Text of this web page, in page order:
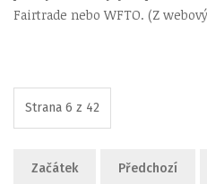
Fairtrade nebo WFTO. (Z
Strana 6 z 42
Začátek Předchozí